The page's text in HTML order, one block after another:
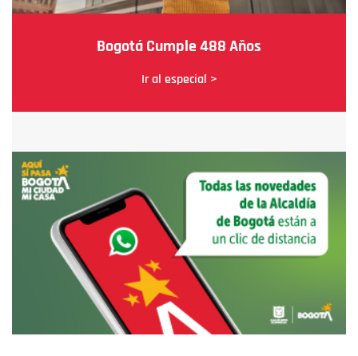
Bogotá Cumple 488 Años
Ir al especial >